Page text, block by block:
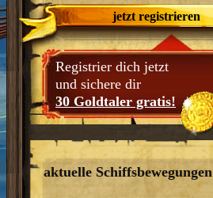
jetzt registrieren
Registrier dich jetzt
und sichere dir
30 Goldtaler gratis!
aktuelle Schiffsbewegungen